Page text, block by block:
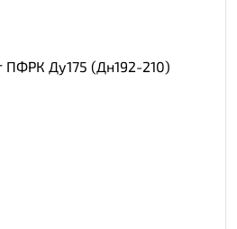
ПФРК Ду175 (Дн192-210)